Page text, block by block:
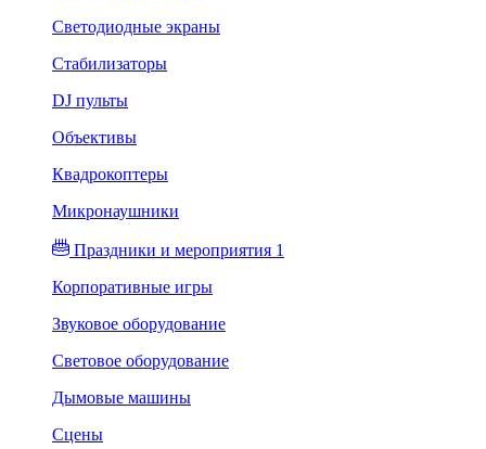
Светодиодные экраны
Стабилизаторы
DJ пульты
Объективы
Квадрокоптеры
Микронаушники
Праздники и мероприятия 1
Корпоративные игры
Звуковое оборудование
Световое оборудование
Дымовые машины
Сцены